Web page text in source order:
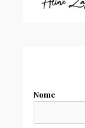
Nome